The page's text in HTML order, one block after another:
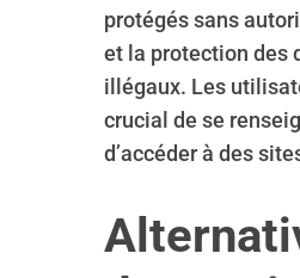
protégés sans
et la protection des
illégaux. Les
crucial de se
d’accéder à des